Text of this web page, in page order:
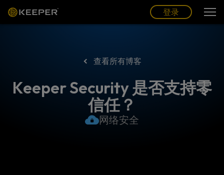
登录
查看所有博客
Keeper Security 是否支持零
信任？
网络安全